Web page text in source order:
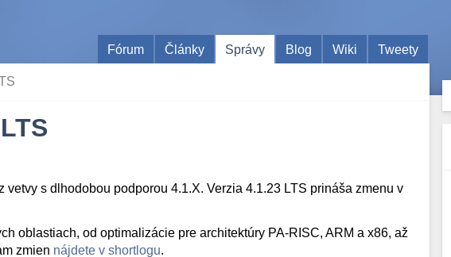
Fórum
Články Správy Blog Wiki Tweety
s dlhodobou podporou 4.1.X. Verzia 4.1.23 LTS prináša zmenu v
oblastiach, od optimalizácie pre architektúry PA-RISC, ARM a x86, až
zmien nájdete v shortlogu.